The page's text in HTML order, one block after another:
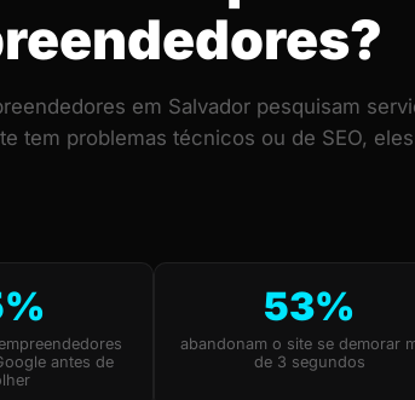
em Salvador pesquisam
tem problemas técnicos ou de SEO,
antes de
53%
abandonam o site se demorar
de 3 segundos